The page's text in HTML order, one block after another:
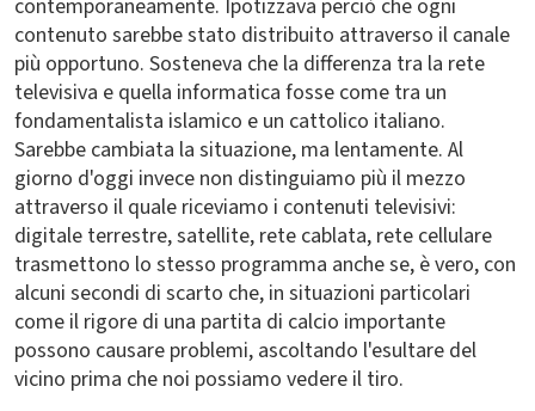
contemporaneamente. Ipotizzava perciò che ogni
contenuto sarebbe stato distribuito attraverso il canale
più opportuno. Sosteneva che la differenza tra la rete
televisiva e quella informatica fosse come tra un
fondamentalista islamico e un cattolico italiano.
Sarebbe cambiata la situazione, ma lentamente. Al
giorno d'oggi invece non distinguiamo più il mezzo
attraverso il quale riceviamo i contenuti televisivi:
digitale terrestre, satellite, rete cablata, rete cellulare
trasmettono lo stesso programma anche se, è vero, con
alcuni secondi di scarto che, in situazioni particolari
come il rigore di una partita di calcio importante
possono causare problemi, ascoltando l'esultare del
vicino prima che noi possiamo vedere il tiro.